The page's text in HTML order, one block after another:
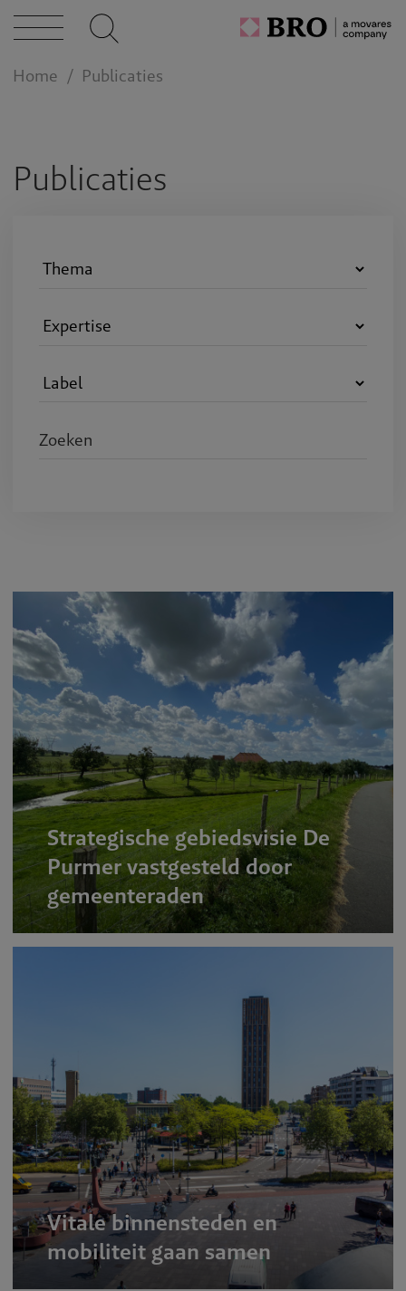
bij
Home Publicaties
Publicaties
Strategische gebiedsvisie De
Purmer vastgesteld door
gemeenteraden
Vitale binnensteden en
mobiliteit gaan samen